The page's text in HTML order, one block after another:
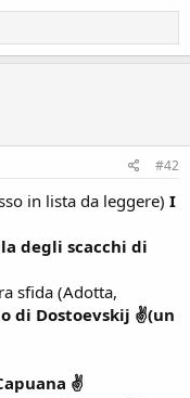
#42
in lista da leggere) I
degli scacchi di
sfida (Adotta,
di Dostoevskij ✌(un
✌